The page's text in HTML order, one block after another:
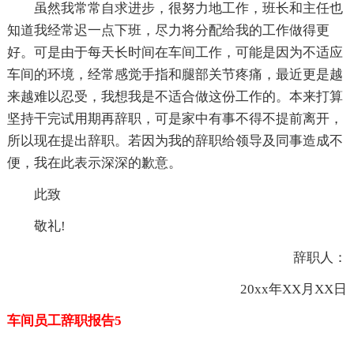
虽然我常常自求进步，很努力地工作，班长和主任也
知道我经常迟一点下班，尽力将分配给我的工作做得更
好。可是由于每天长时间在车间工作，可能是因为不适应
车间的环境，经常感觉手指和腿部关节疼痛，最近更是越
来越难以忍受，我想我是不适合做这份工作的。本来打算
坚持干完试用期再辞职，可是家中有事不得不提前离开，
所以现在提出辞职。若因为我的辞职给领导及同事造成不
便，我在此表示深深的歉意。
此致
敬礼!
辞职人：
20xx年XX月XX日
车间员工辞职报告5